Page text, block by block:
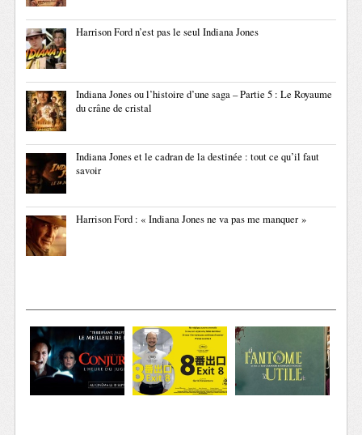
Harrison Ford n’est pas le seul Indiana Jones
Indiana Jones ou l’histoire d’une saga – Partie 5 : Le Royaume
du crâne de cristal
Indiana Jones et le cadran de la destinée : tout ce qu’il faut
savoir
Harrison Ford : « Indiana Jones ne va pas me manquer »